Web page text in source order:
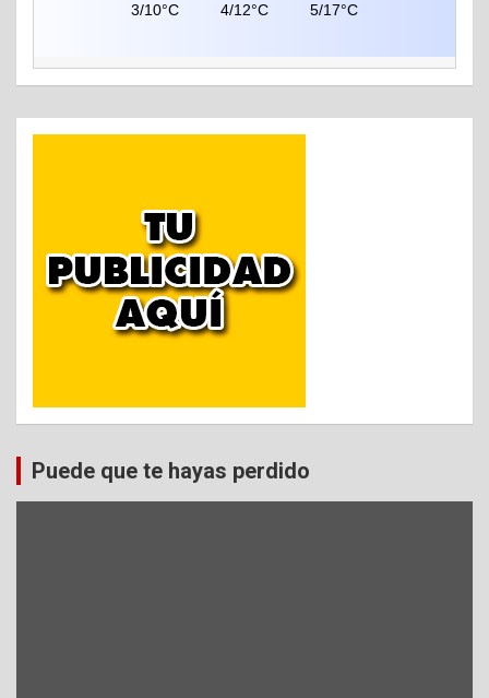
t
r
3/10°C 4/12°C 5/17°C
Puede que te hayas perdido